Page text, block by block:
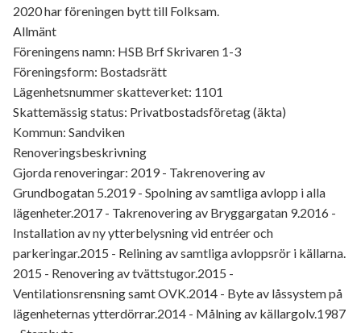
2020 har föreningen bytt till Folksam.
Allmänt
Föreningens namn: HSB Brf Skrivaren 1-3
Föreningsform: Bostadsrätt
Lägenhetsnummer skatteverket: 1101
Skattemässig status: Privatbostadsföretag (äkta)
Kommun: Sandviken
Renoveringsbeskrivning
Gjorda renoveringar: 2019 - Takrenovering av
Grundbogatan 5.2019 - Spolning av samtliga avlopp i alla
lägenheter.2017 - Takrenovering av Bryggargatan 9.2016 -
Installation av ny ytterbelysning vid entréer och
parkeringar.2015 - Relining av samtliga avloppsrör i källarna.
2015 - Renovering av tvättstugor.2015 -
Ventilationsrensning samt OVK.2014 - Byte av låssystem på
lägenheternas ytterdörrar.2014 - Målning av källargolv.1987